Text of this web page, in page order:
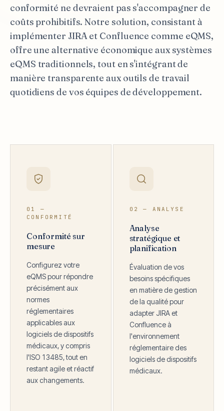
conformité ne devraient pas s'accompagner de
coûts prohibitifs. Notre solution, consistant à
implémenter JIRA et Confluence comme eQMS,
offre une alternative économique aux systèmes
eQMS traditionnels, tout en s'intégrant de
manière transparente aux outils de travail
quotidiens de vos équipes de développement.
01 —
CONFORMITÉ
Conformité sur
mesure
Configurez votre
eQMS pour répondre
précisément aux
normes
réglementaires
applicables aux
logiciels de dispositifs
médicaux, y compris
l'ISO 13485, tout en
restant agile et réactif
aux changements.
02 — ANALYSE
Analyse
stratégique et
planification
Évaluation de vos
besoins spécifiques
en matière de gestion
de la qualité pour
adapter JIRA et
Confluence à
l'environnement
réglementaire des
logiciels de dispositifs
médicaux.